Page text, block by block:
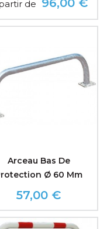
Prix
de 96,00 €
Arceau Bas De
Ø 60 Mm
Prix
57,00 €